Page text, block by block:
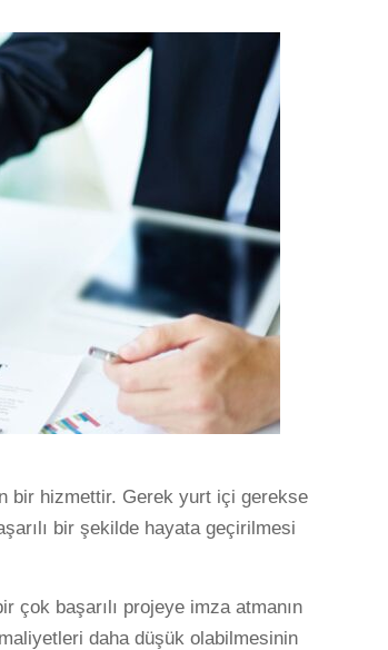
bir hizmettir. Gerek yurt içi gerekse
bir şekilde hayata geçirilmesi
başarılı projeye imza atmanın
daha düşük olabilmesinin